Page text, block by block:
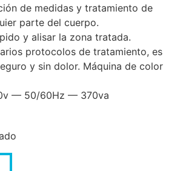
de medidas y tratamiento de
parte del cuerpo.
y alisar la zona tratada.
protocolos de tratamiento, es
y sin dolor. Máquina de color
— 50/60Hz — 370va